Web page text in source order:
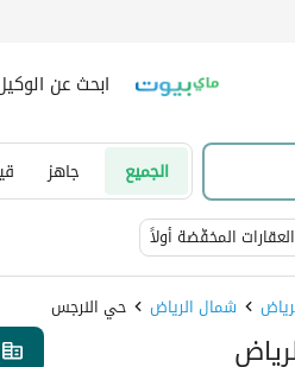
ابحث عن
الجميع جاهز
العقارات المخفّضة أولاً
شمال الرياض حي النرجس